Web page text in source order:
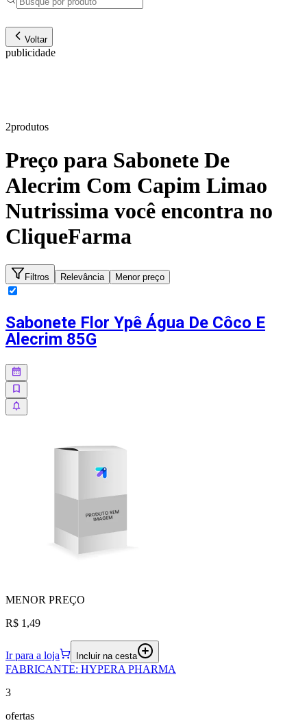
Voltar
publicidade
2produtos
Preço para Sabonete De
Alecrim Com Capim Limao
Nutrissima você encontra no
CliqueFarma
Filtros Relevância Menor preço
Sabonete Flor Ypê Água De Côco E
Alecrim 85G
MENOR PREÇO
R$ 1,49
Ir para a loja Incluir na cesta
FABRICANTE: HYPERA PHARMA
3
ofertas